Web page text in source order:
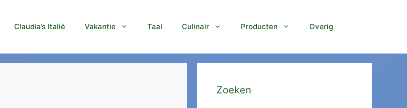
Claudia’s Italië Vakantie Taal Culinair Producten Overig
Zoeken